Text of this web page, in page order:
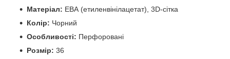
Матеріал: ЕВА (етиленвінілацетат), 3D-сітка
Колір: Чорний
Особливості: Перфоровані
Розмір: 36